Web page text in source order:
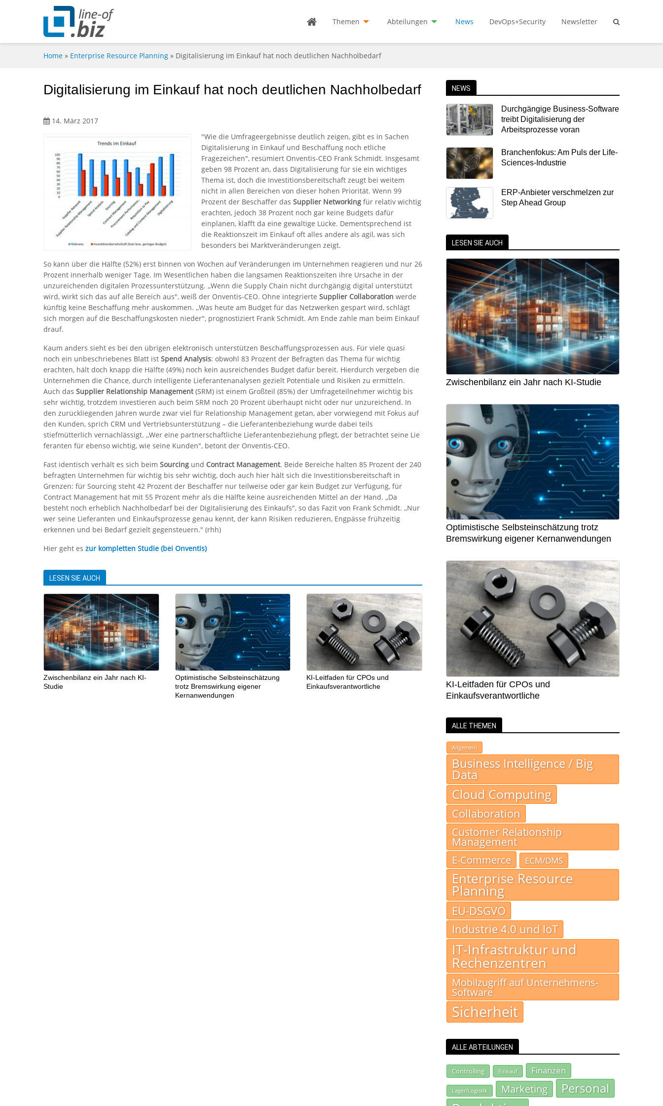
Themen Abteilungen News DevOps+Security Newsletter
Home » Enterprise Resource Planning » Digitalisierung im Einkauf hat noch deutlichen Nachholbedarf
Digitalisierung im Einkauf hat noch deutlichen Nachholbedarf
14. März 2017
"Wie die Umfrageergebnisse deutlich zeigen, gibt es in Sachen
Digitalisierung in Einkauf und Beschaffung noch etliche
Fragezeichen", resümiert Onventis-CEO Frank Schmidt. Insgesamt
geben 98 Prozent an, dass Digitalisierung für sie ein wichtiges
Thema ist, doch die Investitionsbereitschaft zeugt bei weitem
nicht in allen Bereichen von dieser hohen Priorität. Wenn 99
Prozent der Beschaffer das Supplier Networking für relativ wichtig
erachten, jedoch 38 Prozent noch gar keine Budgets dafür
einplanen, klafft da eine gewaltige Lücke. Dementsprechend ist
die Reaktionszeit im Einkauf oft alles andere als agil, was sich
besonders bei Marktveränderungen zeigt.
So kann über die Hälfte (52%) erst binnen von Wochen auf Veränderungen im Unternehmen reagieren und nur 26
Prozent innerhalb weniger Tage. Im Wesentlichen haben die langsamen Reaktionszeiten ihre Ursache in der
unzureichenden digitalen Prozessunterstützung. ,,Wenn die Supply Chain nicht durchgängig digital unterstützt
wird, wirkt sich das auf alle Bereich aus", weiß der Onventis-CEO. Ohne integrierte Supplier Collaboration werde
künftig keine Beschaffung mehr auskommen. ,,Was heute am Budget für das Netzwerken gespart wird, schlägt
sich morgen auf die Beschaffungskosten nieder", prognostiziert Frank Schmidt. Am Ende zahle man beim Einkauf
drauf.
Kaum anders sieht es bei den übrigen elektronisch unterstützen Beschaffungsprozessen aus. Für viele quasi
noch ein unbeschriebenes Blatt ist Spend Analysis: obwohl 83 Prozent der Befragten das Thema für wichtig
erachten, hält doch knapp die Hälfte (49%) noch kein ausreichendes Budget dafür bereit. Hierdurch vergeben die
Unternehmen die Chance, durch intelligente Lieferantenanalysen gezielt Potentiale und Risiken zu ermitteln.
Auch das Supplier Relationship Management(SRM) ist einem Großteil (85%) der Umfrageteilnehmer wichtig bis
sehr wichtig, trotzdem investieren auch beim SRM noch 20 Prozent überhaupt nicht oder nur unzureichend. In
den zurückliegenden Jahren wurde zwar viel für Relationship Management getan, aber vorwiegend mit Fokus auf
den Kunden, sprich CRM und Vertriebsunterstützung – die Lieferantenbeziehung wurde dabei teils
stiefmütterlich vernachlässigt. ,,Wer eine partnerschaftliche Lieferantenbeziehung pflegt, der betrachtet seine Lie
feranten für ebenso wichtig, wie seine Kunden", betont der Onventis-CEO.
Fast identisch verhält es sich beim Sourcing und Contract Management. Beide Bereiche halten 85 Prozent der 240
befragten Unternehmen für wichtig bis sehr wichtig, doch auch hier hält sich die Investitionsbereitschaft in
Grenzen: für Sourcing steht 42 Prozent der Beschaffer nur teilweise oder gar kein Budget zur Verfügung, für
Contract Management hat mit 55 Prozent mehr als die Hälfte keine ausreichenden Mittel an der Hand. ,,Da
besteht noch erheblich Nachholbedarf bei der Digitalisierung des Einkaufs", so das Fazit von Frank Schmidt. ,,Nur
wer seine Lieferanten und Einkaufsprozesse genau kennt, der kann Risiken reduzieren, Engpässe frühzeitig
erkennen und bei Bedarf gezielt gegensteuern." (rhh)
Hier geht es zur kompletten Studie (bei Onventis)
LESEN SIE AUCH
Zwischenbilanz ein Jahr nach KI-
Studie
Optimistische Selbsteinschätzung
trotz Bremswirkung eigener
Kernanwendungen
KI-Leitfaden für CPOs und
Einkaufsverantwortliche
NEWS
Durchgängige Business-Software
treibt Digitalisierung der
Arbeitsprozesse voran
Branchenfokus: Am Puls der Life-
Sciences-Industrie
ERP-Anbieter verschmelzen zur
Step Ahead Group
LESEN SIE AUCH
Zwischenbilanz ein Jahr nach KI-Studie
Optimistische Selbsteinschätzung trotz
Bremswirkung eigener Kernanwendungen
KI-Leitfaden für CPOs und
Einkaufsverantwortliche
ALLE THEMEN
Allgemein
Business Intelligence / Big
Data
Cloud Computing
Collaboration
Customer Relationship
Management
E-Commerce
ECM/DMS
Enterprise Resource
Planning
EU-DSGVO
Industrie 4.0 und IoT
IT-Infrastruktur und
Rechenzentren
Mobilzugriff auf Unternehmens-
Software
Sicherheit
ALLE ABTEILUNGEN
Controlling Einkauf Finanzen
Lager/Logistik Marketing Personal